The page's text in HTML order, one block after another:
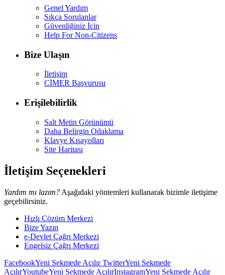
Genel Yardım
Sıkça Sorulanlar
Güvenliğiniz İçin
Help For Non-Citizens
Bize Ulaşın
İletişim
CİMER Başvurusu
Erişilebilirlik
Salt Metin Görünümü
Daha Belirgin Odaklama
Klavye Kısayolları
Site Haritası
İletişim Seçenekleri
Yardım mı lazım? Aşağıdaki yöntemleri kullanarak bizimle iletişime
geçebilirsiniz.
Hızlı Çözüm Merkezi
Bize Yazın
e-Devlet Çağrı Merkezi
Engelsiz Çağrı Merkezi
FacebookYeni Sekmede AçılırTwitterYeni Sekmede
AçılırYoutubeYeni Sekmede AçılırInstagramYeni Sekmede Açılır